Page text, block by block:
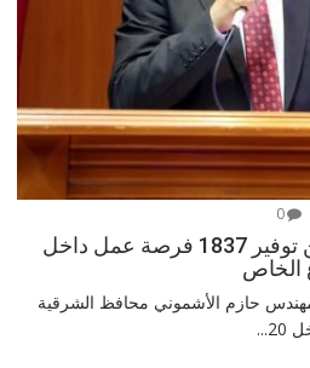
0
محافظ الشرقية:يعلن عن توفير 1837 فرصة عمل داخل
حازم الأشموني محافظ الشرقية